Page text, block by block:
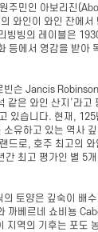
주민인 아보리진
와인이 와인 잔에
빙빙의 레이블은
등에서 영감을 받아
빈슨 Jancis
같은 와인 산지’라고
있습니다. 현재,
유하고 있는 역사
드로, 호주 최고의 와
간 최고 평가인 별
의 토양은 깊숙이 배
까베르네 쇼비뇽
지역의 기후는 포도